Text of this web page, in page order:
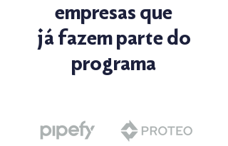
empresas que
já fazem parte do
programa